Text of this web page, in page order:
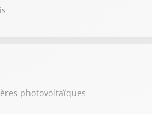
photovoltaïques